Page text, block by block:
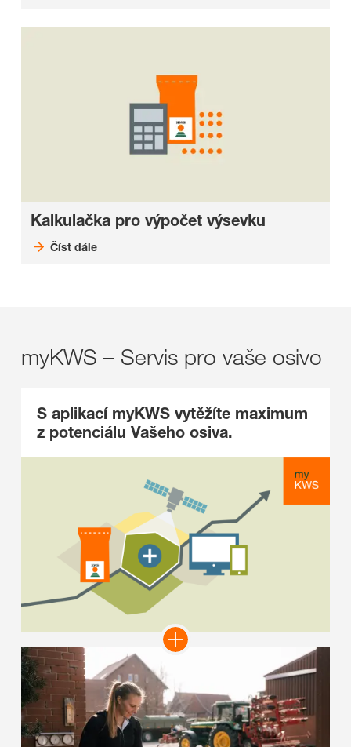
Kalkulačka pro výpočet výsevku
Číst dále
myKWS – Servis pro vaše osivo
S aplikací myKWS vytěžíte maximum
z potenciálu Vašeho osiva.